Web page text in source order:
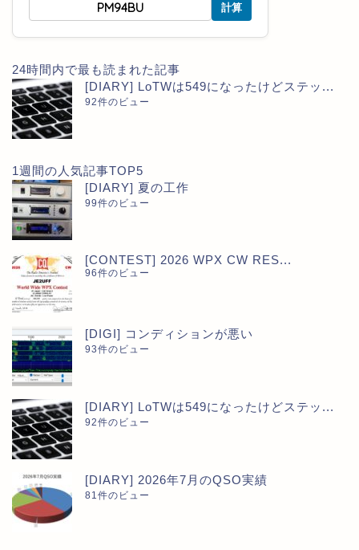
計算
24時間内で最も読まれた記事
[DIARY] LoTWは549になったけどステッ...
92件のビュー
1週間の人気記事TOP5
[DIARY] 夏の工作
99件のビュー
[CONTEST] 2026 WPX CW RES...
96件のビュー
[DIGI] コンディションが悪い
93件のビュー
[DIARY] LoTWは549になったけどステッ...
92件のビュー
[DIARY] 2026年7月のQSO実績
81件のビュー